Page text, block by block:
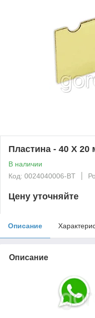
Пластина - 40 X 20
В наличии
Код: 0024040006-BT
Цену уточняйте
Описание
Описание